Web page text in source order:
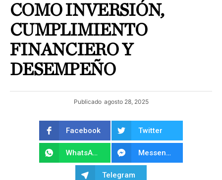
COMO INVERSIÓN,
CUMPLIMIENTO
FINANCIERO Y
DESEMPEÑO
Publicado agosto 28, 2025
Facebook Twitter
WhatsApp Messenger
Telegram